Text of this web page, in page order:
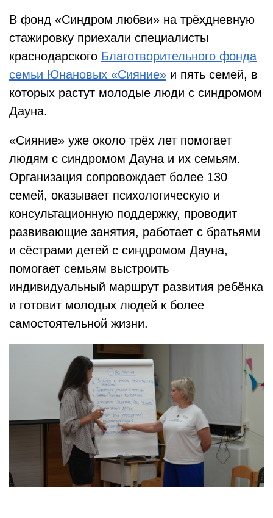
В фонд «Синдром любви» на трёхдневную
стажировку приехали специалисты
краснодарского Благотворительного фонда
семьи Юнановых «Сияние» и пять семей, в
которых растут молодые люди с синдромом
Дауна.
«Сияние» уже около трёх лет помогает
людям с синдромом Дауна и их семьям.
Организация сопровождает более 130
семей, оказывает психологическую и
консультационную поддержку, проводит
развивающие занятия, работает с братьями
и сёстрами детей с синдромом Дауна,
помогает семьям выстроить
индивидуальный маршрут развития ребёнка
и готовит молодых людей к более
самостоятельной жизни.